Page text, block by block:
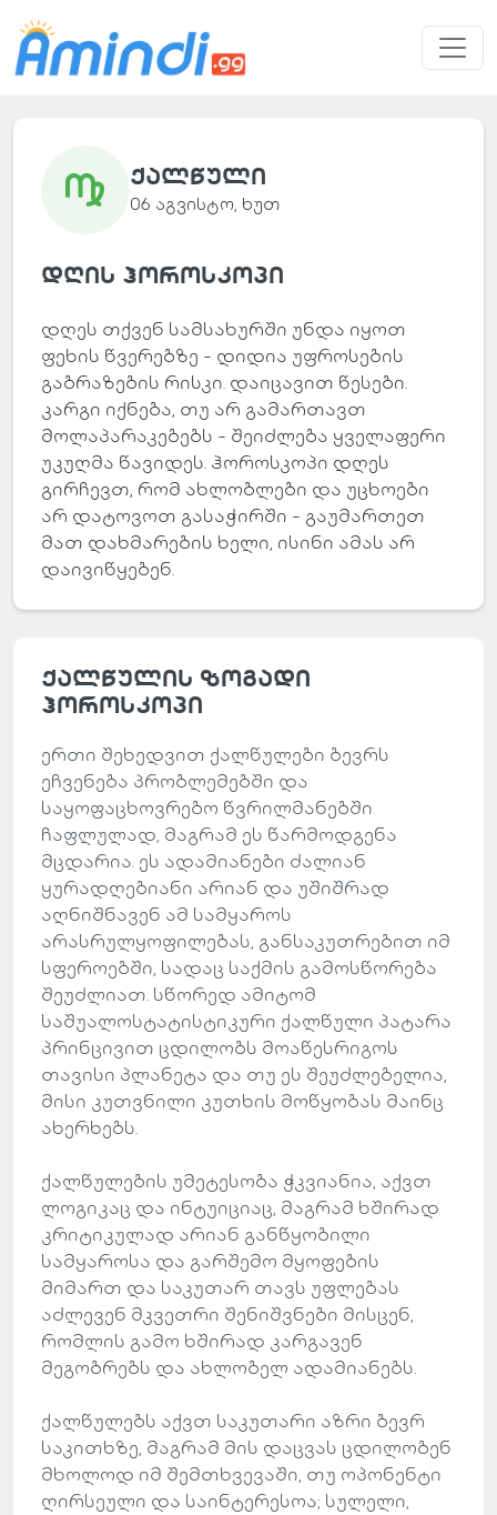
ქალწული
06 აგვისტო, ხუთ
დღის ჰოროსკოპი
დღეს თქვენ სამსახურში უნდა იყოთ
ფეხის წვერებზე - დიდია უფროსების
გაბრაზების რისკი. დაიცავით წესები.
კარგი იქნება, თუ არ გამართავთ
მოლაპარაკებებს - შეიძლება ყველაფერი
უკუღმა წავიდეს. ჰოროსკოპი დღეს
გირჩევთ, რომ ახლობლები და უცხოები
არ დატოვოთ გასაჭირში - გაუმართეთ
მათ დახმარების ხელი, ისინი ამას არ
დაივიწყებენ.
ქალწულის ზოგადი
ჰოროსკოპი
ერთი შეხედვით ქალწულები ბევრს
ეჩვენება პრობლემებში და
საყოფაცხოვრებო წვრილმანებში
ჩაფლულად, მაგრამ ეს წარმოდგენა
მცდარია. ეს ადამიანები ძალიან
ყურადღებიანი არიან და უშიშრად
აღნიშნავენ ამ სამყაროს
არასრულყოფილებას, განსაკუთრებით იმ
სფეროებში, სადაც საქმის გამოსწორება
შეუძლიათ. სწორედ ამიტომ
საშუალოსტატისტიკური ქალწული პატარა
პრინცივით ცდილობს მოაწესრიგოს
თავისი პლანეტა და თუ ეს შეუძლებელია,
მისი კუთვნილი კუთხის მოწყობას მაინც
ახერხებს.
ქალწულების უმეტესობა ჭკვიანია, აქვთ
ლოგიკაც და ინტუიციაც, მაგრამ ხშირად
კრიტიკულად არიან განწყობილი
სამყაროსა და გარშემო მყოფების
მიმართ და საკუთარ თავს უფლებას
აძლევენ მკვეთრი შენიშვნები მისცენ,
რომლის გამო ხშირად კარგავენ
მეგობრებს და ახლობელ ადამიანებს.
ქალწულებს აქვთ საკუთარი აზრი ბევრ
საკითხზე, მაგრამ მის დაცვას ცდილობენ
მხოლოდ იმ შემთხვევაში, თუ ოპონენტი
ღირსეული და საინტერესოა; სულელი,